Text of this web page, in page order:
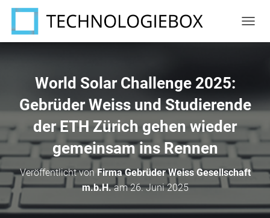
A
I
N
M
S
H
L
World Solar Challenge 2025:
Gebrüder Weiss und Studierende
der ETH Zürich gehen wieder
gemeinsam ins Rennen
Veröffentlicht von Firma Gebrüder Weiss Gesellschaft
m.b.H.am26. Juni 2025